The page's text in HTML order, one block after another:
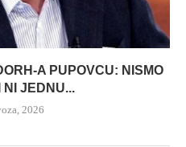
A PUPOVCU: NISMO
NI JEDNU...
2026